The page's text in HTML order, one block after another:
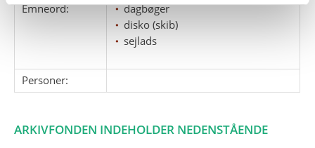
Emneord:
dagbøger
disko (skib)
sejlads
Personer:
ARKIVFONDEN INDEHOLDER NEDENSTÅENDE